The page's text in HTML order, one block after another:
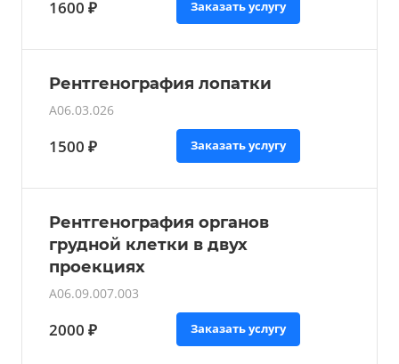
1600 ₽ Заказать услугу
Рентгенография лопатки
A06.03.026
1500 ₽ Заказать услугу
Рентгенография органов
грудной клетки в двух
проекциях
A06.09.007.003
2000 ₽ Заказать услугу